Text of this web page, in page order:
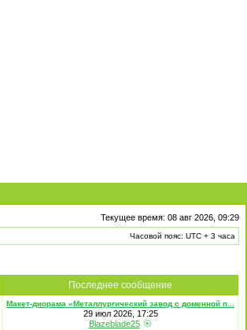
Текущее время: 08 авг 2026, 09:29
Часовой пояс: UTC + 3 часа
Последнее сообщение
Макет-диорама «Металлургический завод с доменной п...
29 июл 2026, 17:25
Blazeblade25